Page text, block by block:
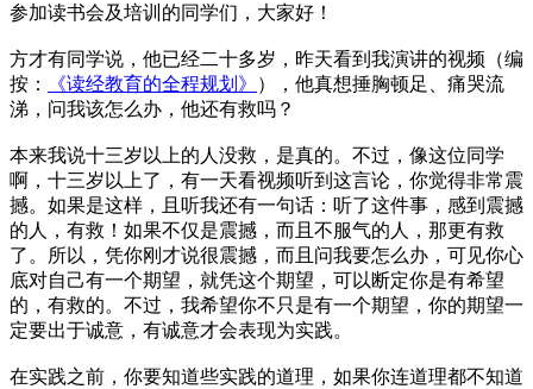
参加读书会及培训的同学们，大家好！
方才有同学说，他已经二十多岁，昨天看到我演讲的视频（编
按：
《读经教育的全程规划》
），他真想捶胸顿足、痛哭流
涕，问我该怎么办，他还有救吗？
本来我说十三岁以上的人没救，是真的。不过，像这位同学
啊，十三岁以上了，有一天看视频听到这言论，你觉得非常震
撼。如果是这样，且听我还有一句话：听了这件事，感到震撼
的人，有救！如果不仅是震撼，而且不服气的人，那更有救
了。所以，凭你刚才说很震撼，而且问我要怎么办，可见你心
底对自己有一个期望，就凭这个期望，可以断定你是有希望
的，有救的。不过，我希望你不只是有一个期望，你的期望一
定要出于诚意，有诚意才会表现为实践。
在实践之前，你要知道些实践的道理，如果你连道理都不知道